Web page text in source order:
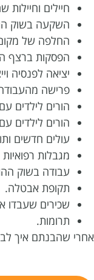
חיילים וחיילות שהשתחררו מהצבא (עד 6
השקעה בשוק
החלפה של
הפסקות ברצף
יציאה לפנסיה
פרישה מהעבודה
הורים לילדים
הורים לילדים
עולים חדשים
מגבלות
עבודה בשוק
תקופת אבטלה.
שכירים שעבדו
תרומות.
אחרי שהבנתם איך